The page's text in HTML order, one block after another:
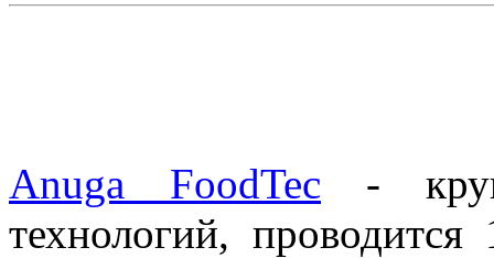
Anuga FoodTec -
технологий,